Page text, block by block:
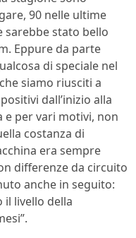
90 nelle ultime
sarebbe stato bello
Eppure da parte
di speciale nel
siamo riusciti a
dall’inizio alla
per vari motivi, non
costanza di
era sempre
differenze da circuito
anche in seguito:
livello della